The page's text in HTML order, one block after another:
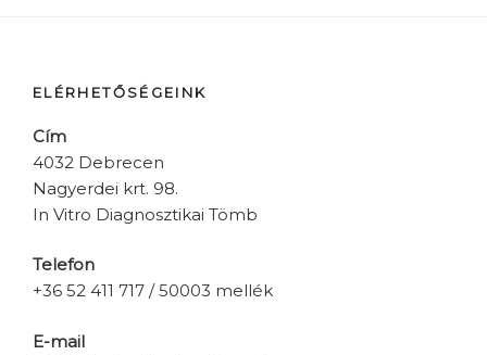
ELÉRHETŐSÉGEINK
Cím
4032 Debrecen
Nagyerdei krt. 98.
In Vitro Diagnosztikai Tömb
Telefon
+36 52 411 717 / 50003 mellék
E-mail